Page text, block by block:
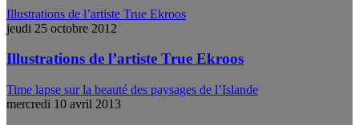
Illustrations de l’artiste True Ekroos
jeudi 25 octobre 2012
Illustrations de l’artiste True Ekroos
Time lapse sur la beauté des paysages de l’Islande
mercredi 10 avril 2013